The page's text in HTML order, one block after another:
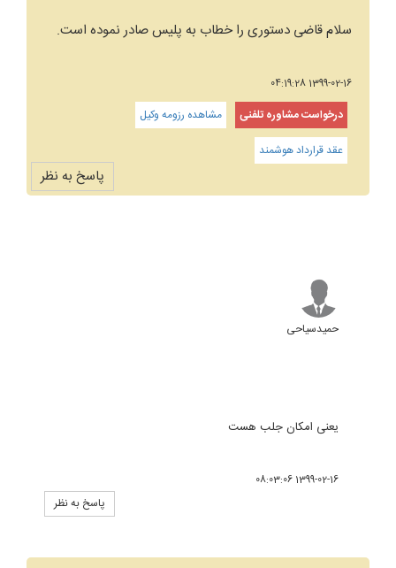
سلام قاضی دستوری را خطاب به پلیس صادر نموده است.
1399-02-16 04:19:28
درخواست مشاوره تلفنی
مشاهده رزومه وکیل
عقد قرارداد هوشمند
پاسخ به نظر
حمیدسیاحی
یعنی امکان جلب هست
1399-02-16 08:03:06
پاسخ به نظر